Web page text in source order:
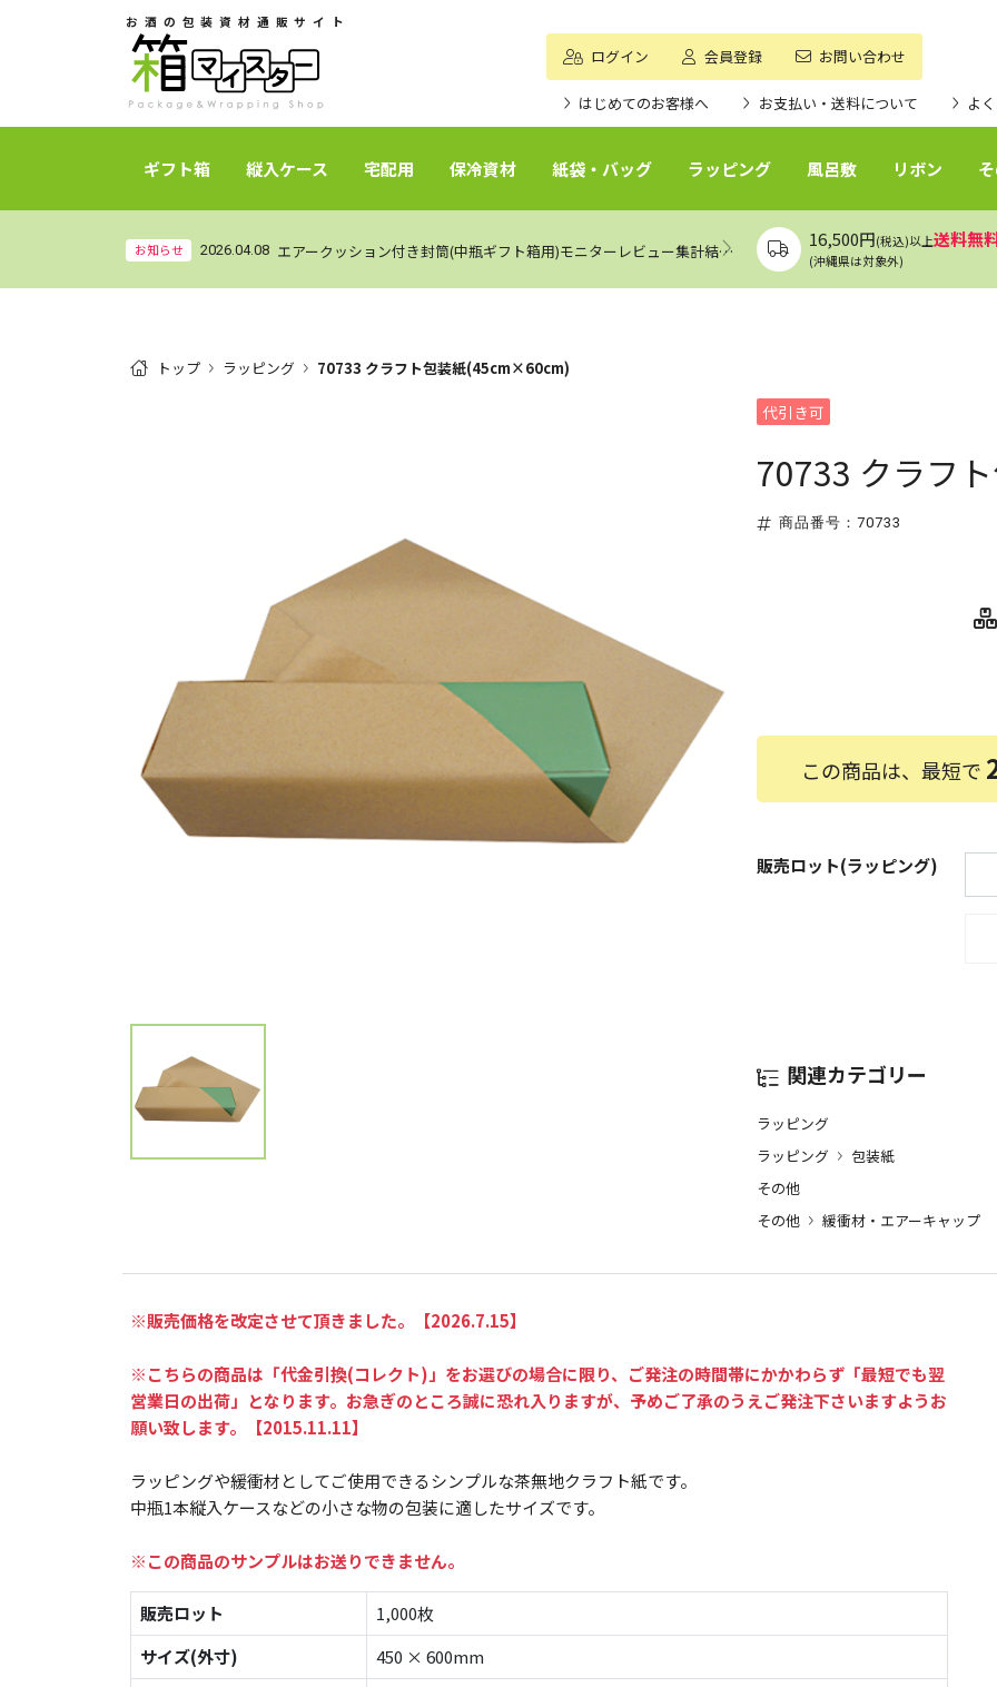
お酒の包装資材通販サイト
ログイン 会員登録 お問い合わせ
はじめてのお客様へ お支払い・送料について よ
ギフト箱 縦入ケース 宅配用 保冷資材 紙袋・バッグ ラッピング 風呂敷 リボン
お知らせ 2026.04.08 エアークッション付き封筒(中瓶ギフト箱用)モニターレビュー集計結果（まとめ） 16,500円(税込)以上送料無
(沖縄県は対象外)
トップ ラッピング 70733 クラフト包装紙(45cm×60cm)
代引き可
70733 クラフ
商品番号：70733
この商品は、最短で
販売ロット(ラッピング)
関連カテゴリー
ラッピング
ラッピング
包装紙
その他
その他
緩衝材・エアーキャップ
※販売価格を改定させて頂きました。【2026.7.15】
※こちらの商品は「代金引換(コレクト)」をお選びの場合に限り、ご発注の時間帯にかかわらず「最短でも翌
営業日の出荷」となります。お急ぎのところ誠に恐れ入りますが、予めご了承のうえご発注下さいますようお
願い致します。【2015.11.11】
ラッピングや緩衝材としてご使用できるシンプルな茶無地クラフト紙です。
中瓶1本縦入ケースなどの小さな物の包装に適したサイズです。
※この商品のサンプルはお送りできません。
販売ロット
1,000枚
サイズ(外寸)
450 × 600mm